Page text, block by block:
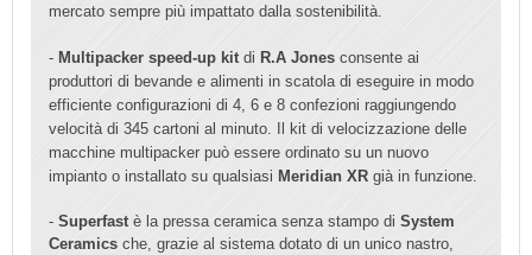
mercato sempre più impattato dalla sostenibilità.
- Multipacker speed-up kit di R.A Jones consente ai
produttori di bevande e alimenti in scatola di eseguire in modo
efficiente configurazioni di 4, 6 e 8 confezioni raggiungendo
velocità di 345 cartoni al minuto. Il kit di velocizzazione delle
macchine multipacker può essere ordinato su un nuovo
impianto o installato su qualsiasi Meridian XR già in funzione.
- Superfast è la pressa ceramica senza stampo di System
Ceramics che, grazie al sistema dotato di un unico nastro,